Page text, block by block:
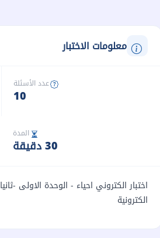
معلومات الاختبار
عدد الأسئلة
10
المدة
30 دقيقة
اختبار الكتروني احياء - الوحدة الاولى -
الكترونية